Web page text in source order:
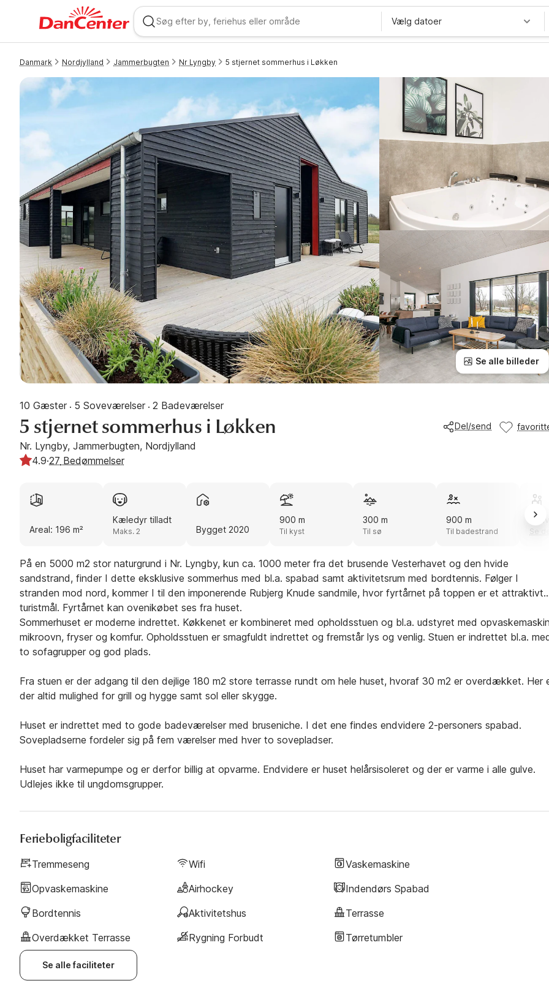
WIZARD MEMBER
Vælg datoer
Danmark Nordjylland Jammerbugten Nr Lyngby 5 stjernet sommerhus i Løkken
Se alle billeder
10 Gæster · 5 Soveværelser · 2 Badeværelser
5 stjernet sommerhus i Løkken
Nr. Lyngby, Jammerbugten, Nordjylland
Del/send
4.9·27 Bedømmelser
Areal: 196 m²
Kæledyr tilladt
Maks. 2 Bygget 2020
900 m
Til kyst
300 m
Til sø
900 m
Til badestrand Se
På en 5000 m2 stor naturgrund i Nr. Lyngby, kun ca. 1000 meter fra det brusende Vesterhavet og den hvide
sandstrand, finder I dette eksklusive sommerhus med bl.a. spabad samt aktivitetsrum med bordtennis. Følger I
stranden mod nord, kommer I til den imponerende Rubjerg Knude sandmile, hvor fyrtårnet på toppen er et attraktivt
turistmål. Fyrtårnet kan ovenikøbet ses fra huset.
Sommerhuset er moderne indrettet. Køkkenet er kombineret med opholdsstuen og bl.a. udstyret med
mikroovn, fryser og komfur. Opholdsstuen er smagfuldt indrettet og fremstår lys og venlig. Stuen er indrettet bl.a.
to sofagrupper og god plads.
Fra stuen er der adgang til den dejlige 180 m2 store terrasse rundt om hele huset, hvoraf 30 m2 er overdækket. Her
der altid mulighed for grill og hygge samt sol eller skygge.
Huset er indrettet med to gode badeværelser med bruseniche. I det ene findes endvidere 2-personers spabad.
Sovepladserne fordeler sig på fem værelser med hver to sovepladser.
Huset har varmepumpe og er derfor billig at opvarme. Endvidere er huset helårsisoleret og der er varme i alle gulve.
Udlejes ikke til ungdomsgrupper.
Ferieboligfaciliteter
Tremmeseng Wifi
Vaskemaskine
Opvaskemaskine
Airhockey
Indendørs Spabad
Bordtennis
Aktivitetshus
Terrasse
Overdækket Terrasse
Rygning Forbudt Tørretumbler
Se alle faciliteter